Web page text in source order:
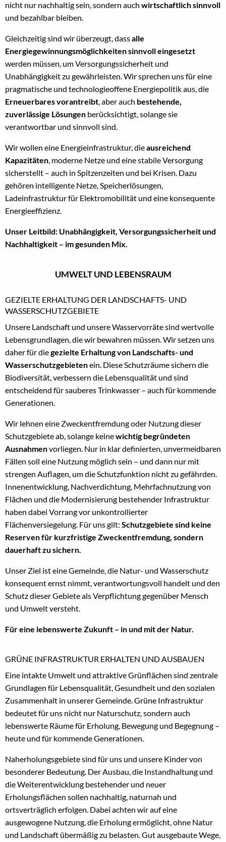
nicht nur nachhaltig sein, sondern auch wirtschaftlich sinnvoll
und bezahlbar bleiben.
Gleichzeitig sind wir überzeugt, dassalle
Energiegewinnungsmöglichkeiten sinnvoll eingesetzt
werden müssen, um Versorgungssicherheit und
Unabhängigkeit zu gewährleisten. Wir sprechen uns für eine
pragmatische und technologieoffene Energiepolitik aus, die
Erneuerbares vorantreibt, aber auch bestehende,
zuverlässige Lösungen berücksichtigt, solange sie
verantwortbar und sinnvoll sind.
Wir wollen eine Energieinfrastruktur, dieausreichend
Kapazitäten, moderne Netze und eine stabile Versorgung
sicherstellt – auch in Spitzenzeiten und bei Krisen. Dazu
gehören intelligente Netze, Speicherlösungen,
Ladeinfrastruktur für Elektromobilität und eine konsequente
Energieeffizienz.
Unser Leitbild: Unabhängigkeit, Versorgungssicherheit und
Nachhaltigkeit – im gesunden Mix.
UMWELT UND LEBENSRAUM
GEZIELTE ERHALTUNG DER LANDSCHAFTS- UND
WASSERSCHUTZGEBIETE
Unsere Landschaft und unsere Wasservorräte sind wertvolle
Lebensgrundlagen, die wir bewahren müssen. Wir setzen uns
daher für diegezielte Erhaltung von Landschafts- und
Wasserschutzgebietenein. Diese Schutzräume sichern die
Biodiversität, verbessern die Lebensqualität und sind
entscheidend für sauberes Trinkwasser – auch für kommende
Generationen.
Wir lehnen eine Zweckentfremdung oder Nutzung dieser
Schutzgebiete ab, solange keinewichtig begründeten
Ausnahmenvorliegen. Nur in klar definierten, unvermeidbaren
Fällen soll eine Nutzung möglich sein – und dann nur mit
strengen Auflagen, um die Schutzfunktion nicht zu gefährden.
Innenentwicklung, Nachverdichtung, Mehrfachnutzung von
Flächen und die Modernisierung bestehender Infrastruktur
haben dabei Vorrang vor unkontrollierter
Flächenversiegelung. Für uns gilt: Schutzgebiete sind keine
Reserven für kurzfristige Zweckentfremdung, sondern
dauerhaft zu sichern.
Unser Ziel ist eine Gemeinde, die Natur- und Wasserschutz
konsequent ernst nimmt, verantwortungsvoll handelt und den
Schutz dieser Gebiete als Verpflichtung gegenüber Mensch
und Umwelt versteht.
Für eine lebenswerte Zukunft – in und mit der Natur.
GRÜNE INFRASTRUKTUR ERHALTEN UND AUSBAUEN
Eine intakte Umwelt und attraktive Grünflächen sind zentrale
Grundlagen für Lebensqualität, Gesundheit und den sozialen
Zusammenhalt in unserer Gemeinde. Grüne Infrastruktur
bedeutet für uns nicht nur Naturschutz, sondern auch
lebenswerte Räume für Erholung, Bewegung und Begegnung –
heute und für kommende Generationen.
Naherholungsgebiete sind für uns und unsere Kinder von
besonderer Bedeutung. Der Ausbau, die Instandhaltung und
die Weiterentwicklung bestehender und neuer
Erholungsflächen sollen nachhaltig, naturnah und
ortsverträglich erfolgen. Dabei achten wir auf eine
ausgewogene Nutzung, die Erholung ermöglicht, ohne Natur
und Landschaft übermäßig zu belasten. Gut ausgebaute Wege,